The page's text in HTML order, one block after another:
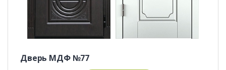
Дверь МДФ №77